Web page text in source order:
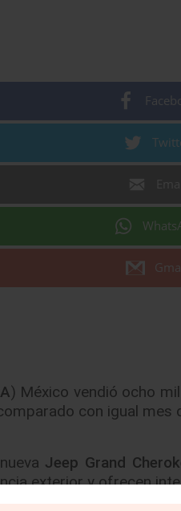
Gmail
) México vendió ocho
con igual mes
Jeep Grand
exterior y ofrecen